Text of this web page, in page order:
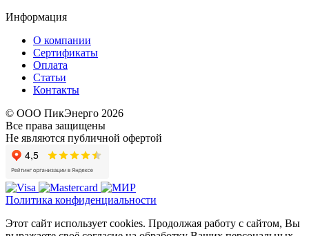
Информация
О компании
Сертификаты
Оплата
Статьи
Контакты
© ООО ПикЭнерго 2026
Все права защищены
Не являются публичной офертой
Политика конфиденциальности
Этот сайт использует cookies. Продолжая работу с сайтом, Вы